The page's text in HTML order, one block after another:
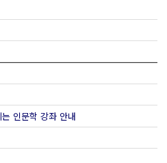
인문학 강좌 안내